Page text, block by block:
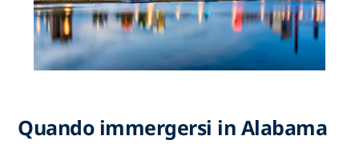
Quando immergersi in Alabama